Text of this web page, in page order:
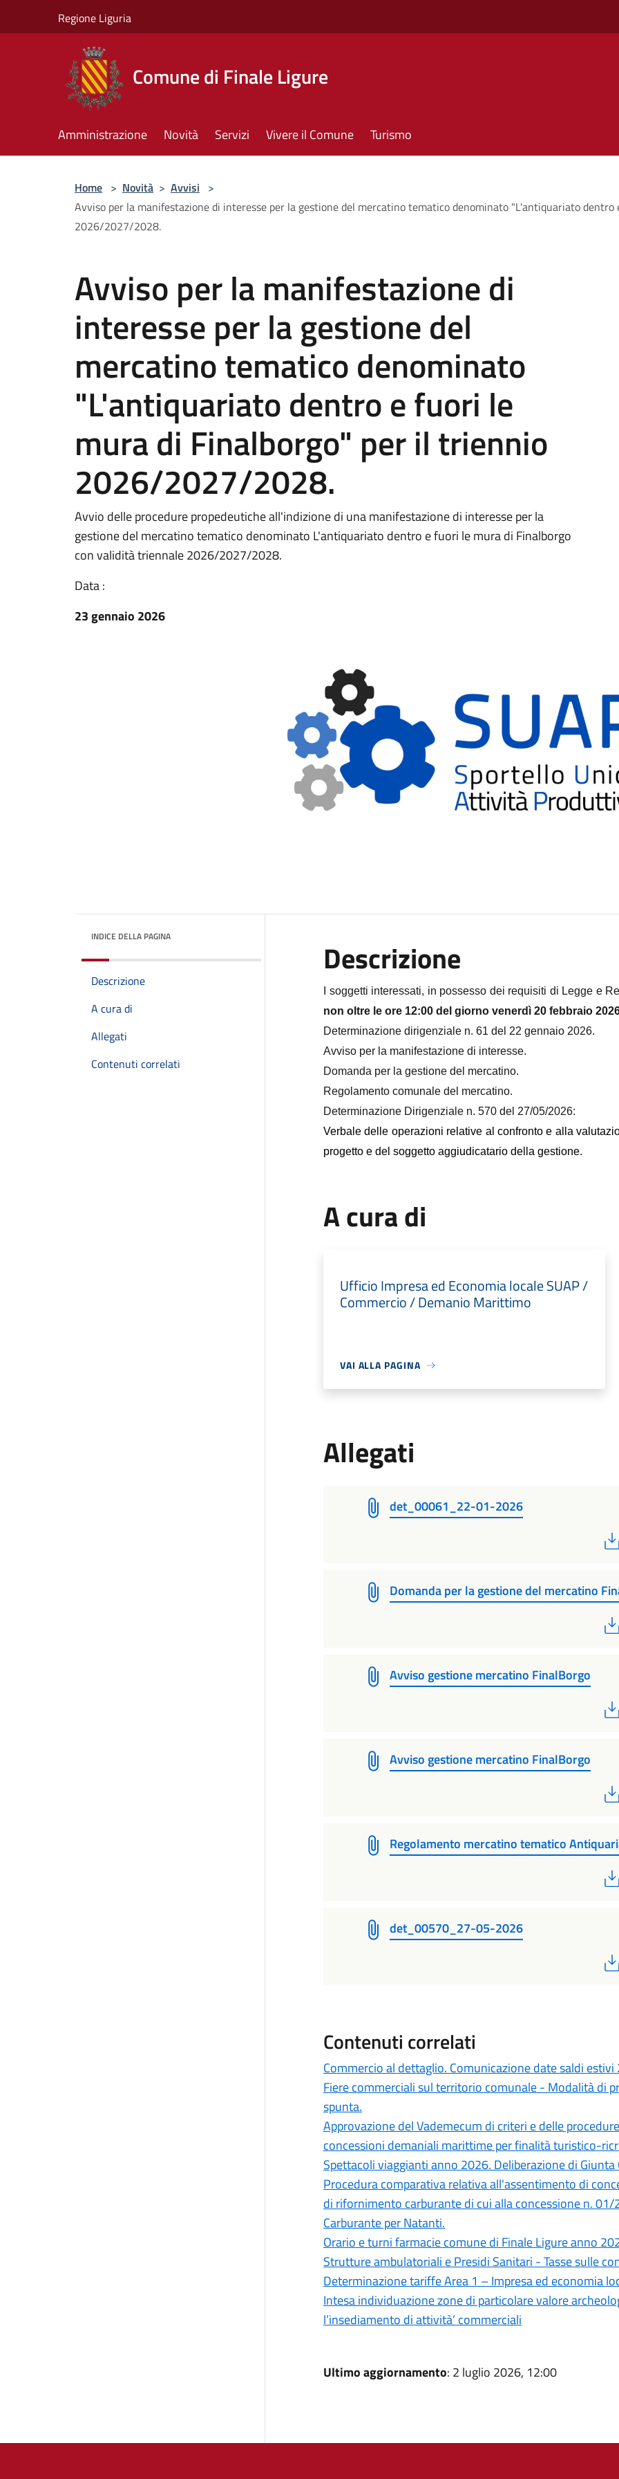
Regione Liguria
Comune di Finale Ligure
Amministrazione Novità Servizi Vivere il Comune Turismo
Home > Novità > Avvisi >
Avviso per la manifestazione di interesse per la gestione del mercatino tematico denominato "L'antiquariato
2026/2027/2028.
Avviso per la manifestazione di
interesse per la gestione del
mercatino tematico denominato
"L'antiquariato dentro e fuori le
mura di Finalborgo" per il triennio
2026/2027/2028.
Avvio delle procedure propedeutiche all'indizione di una manifestazione di interesse per la
gestione del mercatino tematico denominato L'antiquariato dentro e fuori le mura di Finalborgo
con validità triennale 2026/2027/2028.
Data :
23 gennaio 2026
INDICE DELLA PAGINA
Descrizione
A cura di
Allegati
Contenuti correlati
Descrizione
I soggetti interessati, in possesso dei requisiti di Legge e
non oltre le ore 12:00 del giorno venerdì 20 febbraio
Determinazione dirigenziale n. 61 del 22 gennaio 2026.
Avviso per la manifestazione di interesse.
Domanda per la gestione del mercatino.
Regolamento comunale del mercatino.
Determinazione Dirigenziale n. 570 del 27/05/2026:
Verbale delle operazioni relative al confronto e alla
progetto e del soggetto aggiudicatario della gestione.
A cura di
Ufficio Impresa ed Economia locale SUAP /
Commercio / Demanio Marittimo
VAI ALLA PAGINA
Allegati
det_00061_22-01-2026
Domanda per la gestione del mercatino
Avviso gestione mercatino FinalBorgo
Avviso gestione mercatino FinalBorgo
Regolamento mercatino tematico
det_00570_27-05-2026
Contenuti correlati
Commercio al dettaglio. Comunicazione date saldi estivi
Fiere commerciali sul territorio comunale - Modalità di
spunta.
Approvazione del Vademecum di criteri e delle
concessioni demaniali marittime per finalità turistico-
Spettacoli viaggianti anno 2026. Deliberazione di
Procedura comparativa relativa all'assentimento di
di rifornimento carburante di cui alla concessione n.
Carburante per Natanti.
Orario e turni farmacie comune di Finale Ligure anno
Strutture ambulatoriali e Presidi Sanitari - Tasse sulle
Determinazione tariffe Area 1 – Impresa ed economia
Intesa individuazione zone di particolare valore
l’insediamento di attività’ commerciali
Ultimo aggiornamento: 2 luglio 2026, 12:00